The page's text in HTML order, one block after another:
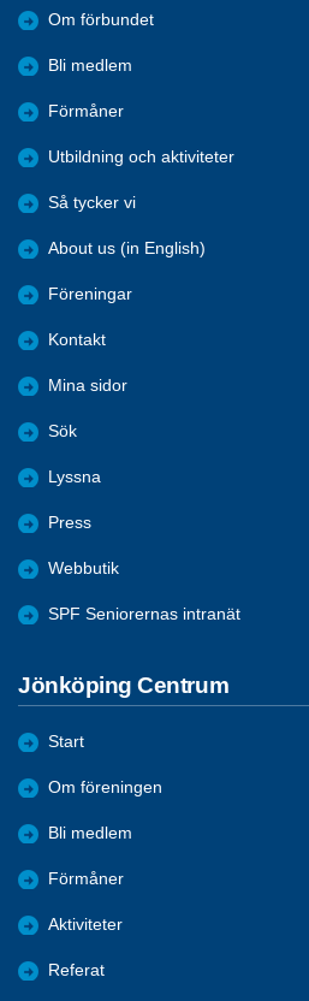
Om förbundet
Bli medlem
Förmåner
Utbildning och aktiviteter
Så tycker vi
About us (in English)
Föreningar
Kontakt
Mina sidor
Sök
Lyssna
Press
Webbutik
SPF Seniorernas intranät
Jönköping Centrum
Start
Om föreningen
Bli medlem
Förmåner
Aktiviteter
Referat